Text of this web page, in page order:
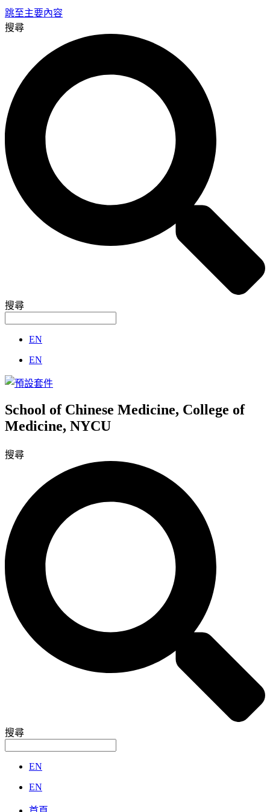
跳至主要內容
搜尋
搜尋
EN
EN
School of Chinese Medicine, College of
Medicine, NYCU
搜尋
搜尋
EN
EN